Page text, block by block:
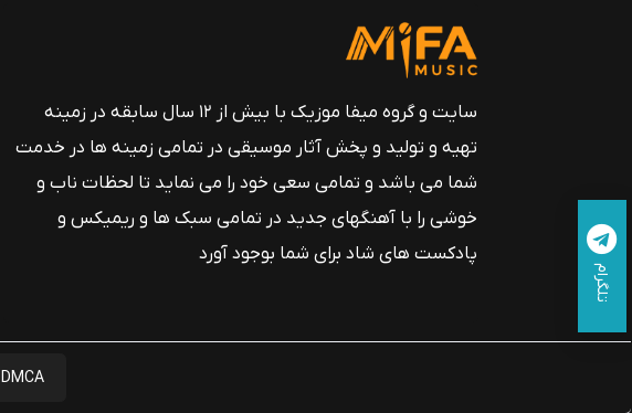
سایت و گروه میفا موزیک با بیش از ۱۲ سال سابقه در زمینه
تهیه و تولید و پخش آثار موسیقی در تمامی زمینه ها در خدمت
شما می باشد و تمامی سعی خود را می نماید تا لحظات ناب و
خوشی را با آهنگهای جدید در تمامی سبک ها و ریمیکس و
پادکست های شاد برای شما بوجود آورد
DMCA
تلگرام